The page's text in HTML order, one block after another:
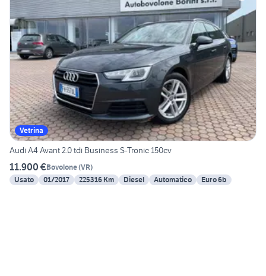
Vetrina
Audi A4 Avant 2.0 tdi Business S-Tronic 150cv
11.900 €Bovolone(VR)
Usato
01/2017 225316 Km Diesel Automatico Euro 6b